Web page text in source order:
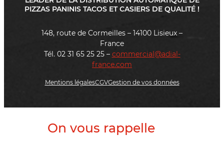
PIZZAS PANINIS TACOS ET CASIERS DE QUALITÉ !
148, route de Cormeilles – 14100 Lisieux –
France
Tél. 02 31 65 25 25 – commercial@adial-
france.com
Mentions légalesCGVGestion de vos données
On vous rappelle